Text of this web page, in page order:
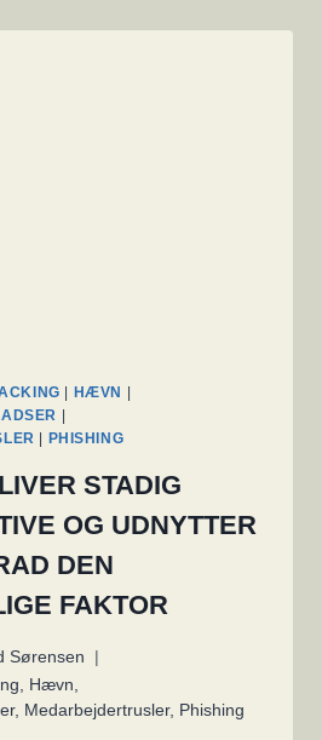
HÆVN
PHISHING
STADIG
OG UDNYTTER
DEN
FAKTOR
Sørensen
Hævn
, Medarbejdertrusler, Phishing